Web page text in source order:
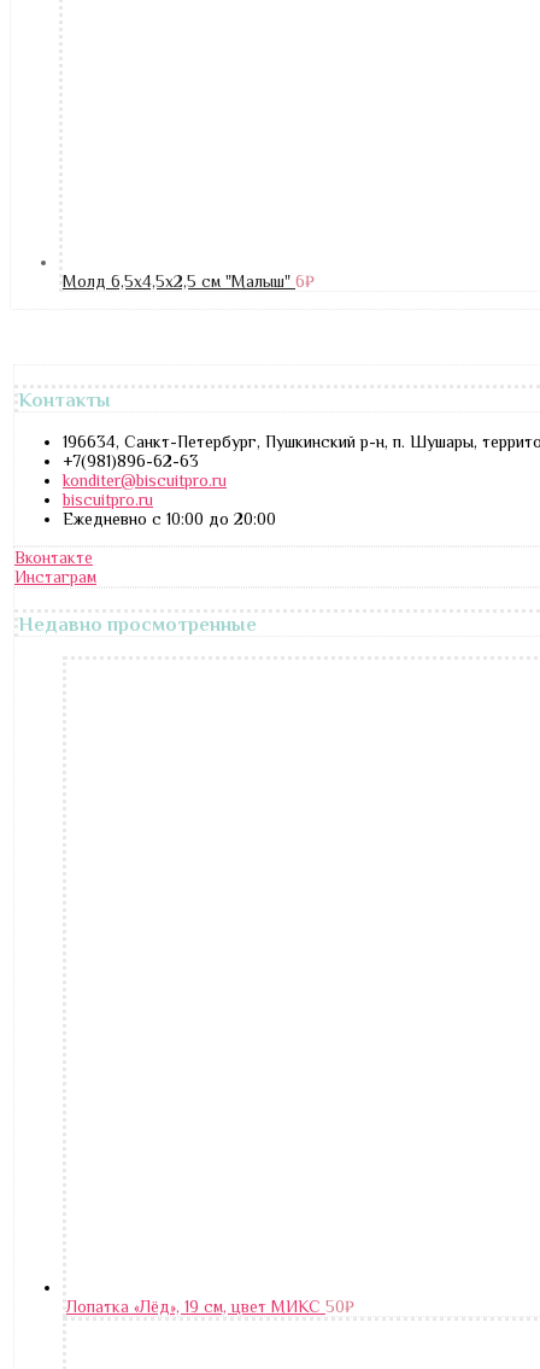
Молд 6,5х4,5х2,5 см "Малыш" 6₽
Контакты
196634, Санкт-Петербург, Пушкинский р-н, п. Шушары,
+7(981)896-62-63
konditer@biscuitpro.ru
biscuitpro.ru
Ежедневно с 10:00 до 20:00
Вконтакте
Инстаграм
Недавно просмотренные
Лопатка «Лёд», 19 см, цвет МИКС 50₽